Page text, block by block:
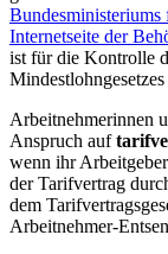
Internetseite der
ist für die Kontrolle
Arbeitnehmerinnen
Anspruch auf
wenn ihr
der Tarifvertrag
dem
Arbeitnehmer-